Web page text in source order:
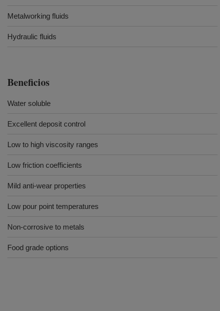
Metalworking fluids
Hydraulic fluids
Beneficios
Water soluble
Excellent deposit control
Low to high viscosity ranges
Low friction coefficients
Mild anti-wear properties
Low pour point temperatures
Non-corrosive to metals
Food grade options